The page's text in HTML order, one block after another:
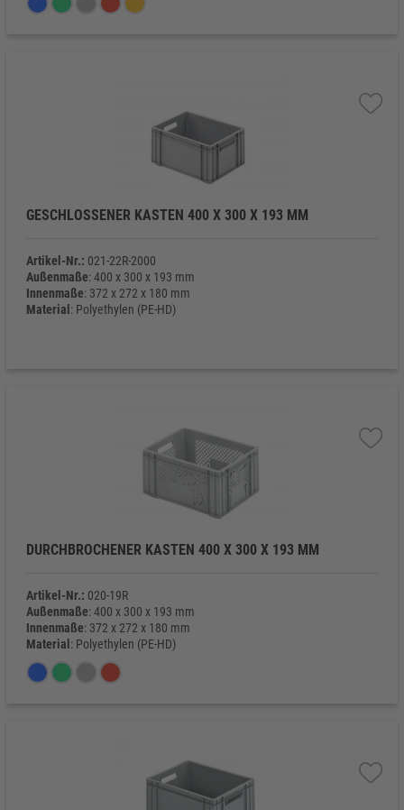
GESCHLOSSENER KASTEN 400 X 300 X 193 MM
Artikel-Nr.: 021-22R-2000
Außenmaße: 400 x 300 x 193 mm
Innenmaße: 372 x 272 x 180 mm
Material : Polyethylen (PE-HD)
DURCHBROCHENER KASTEN 400 X 300 X 193 MM
Artikel-Nr.: 020-19R
Außenmaße: 400 x 300 x 193 mm
Innenmaße: 372 x 272 x 180 mm
Material : Polyethylen (PE-HD)
Eigengewicht
: 820 g